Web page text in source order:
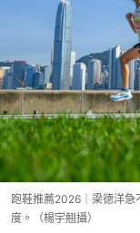
跑鞋推薦2026｜梁德洋急
度。（楊宇翹攝）